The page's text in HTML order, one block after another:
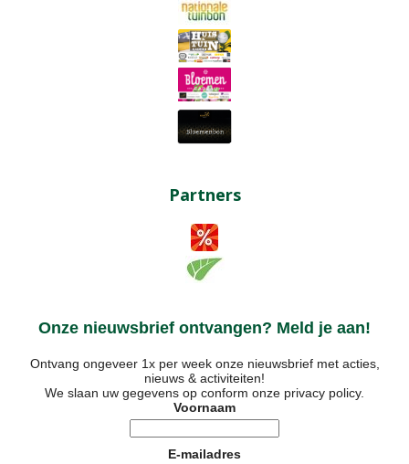
Partners
Onze nieuwsbrief ontvangen? Meld je aan!
Ontvang ongeveer 1x per week onze nieuwsbrief met acties,
nieuws & activiteiten!
We slaan uw gegevens op conform onze privacy policy.
Voornaam
E-mailadres